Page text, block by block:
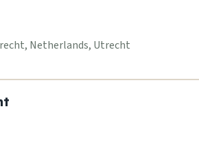
Netherlands, Utrecht